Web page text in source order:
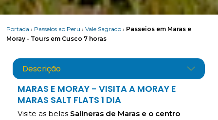
Portada › Passeios ao Peru ›Vale Sagrado › Passeios em Maras e
Moray - Tours em Cusco 7 horas
Descrição
MARAS E MORAY - VISITA A MORAY E
MARAS SALT FLATS 1 DIA
Visite as belas Salineras de Maras e o centro